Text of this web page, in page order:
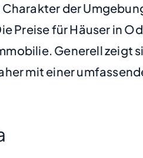
der
für Häuser in
Generell
mit einer